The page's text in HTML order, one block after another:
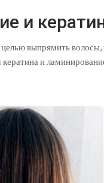
и
выпрямить
и